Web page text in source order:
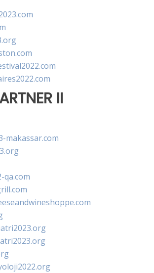
II
makassar.com
qa.com